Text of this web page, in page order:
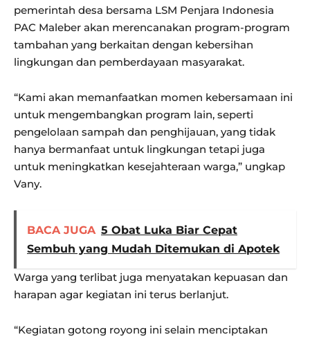
pemerintah desa bersama LSM Penjara Indonesia
PAC Maleber akan merencanakan program-program
tambahan yang berkaitan dengan kebersihan
lingkungan dan pemberdayaan masyarakat.
“Kami akan memanfaatkan momen kebersamaan ini
untuk mengembangkan program lain, seperti
pengelolaan sampah dan penghijauan, yang tidak
hanya bermanfaat untuk lingkungan tetapi juga
untuk meningkatkan kesejahteraan warga,” ungkap
Vany.
BACA JUGA 5 Obat Luka Biar Cepat
Sembuh yang Mudah Ditemukan di Apotek
Warga yang terlibat juga menyatakan kepuasan dan
harapan agar kegiatan ini terus berlanjut.
“Kegiatan gotong royong ini selain menciptakan